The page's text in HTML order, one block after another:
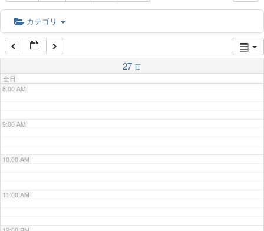
カテゴリ
27 日
全日
6:00 AM
7:00 AM
8:00 AM
9:00 AM
10:00 AM
11:00 AM